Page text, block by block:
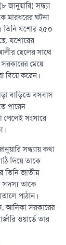
সন্ধ্যা
মারধরের ঘটনা
তিনি যশোর ২৫০
যশোরের
ছেলের সাথে
মেয়ে
বিয়ে করেন।
বাড়িতে বসবাস
পারেন
পেলেই সংসারে
সন্ধ্যায় কথা
দিয়ে তাকে
তিনি জাতীয়
তাকে
পাঠান।
আনিকা সরকারের
ওয়ার্ডে তার